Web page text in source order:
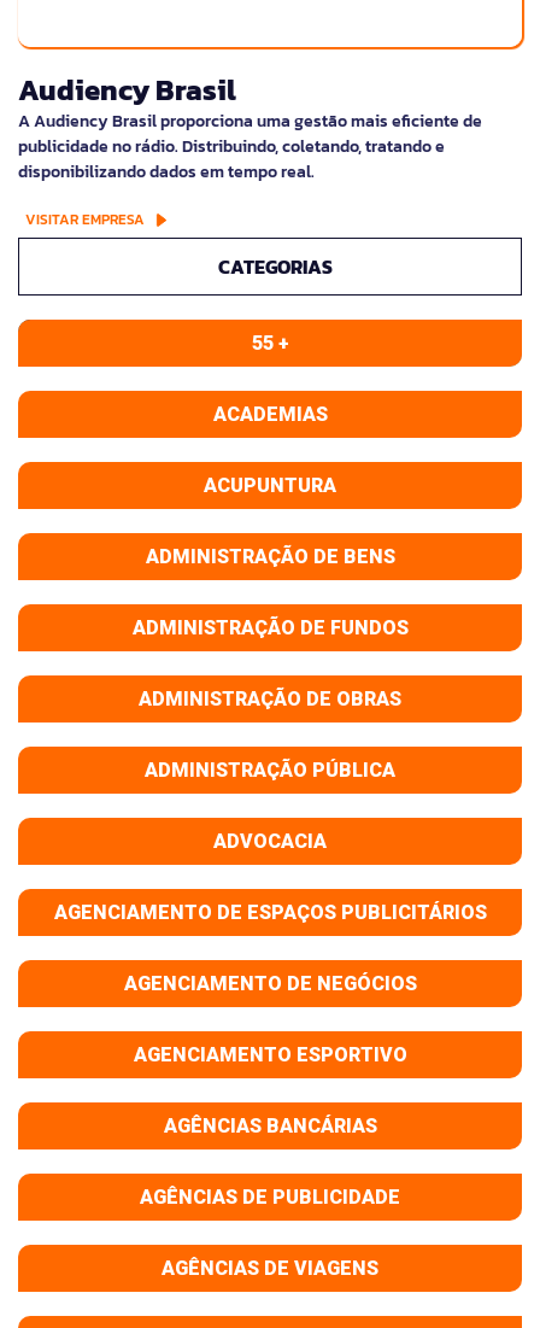
Audiency Brasil
A Audiency Brasil proporciona uma gestão mais eficiente de
publicidade no rádio. Distribuindo, coletando, tratando e
disponibilizando dados em tempo real.
VISITAR EMPRESA
CATEGORIAS
55 +
ACADEMIAS
ACUPUNTURA
ADMINISTRAÇÃO DE BENS
ADMINISTRAÇÃO DE FUNDOS
ADMINISTRAÇÃO DE OBRAS
ADMINISTRAÇÃO PÚBLICA
ADVOCACIA
AGENCIAMENTO DE ESPAÇOS PUBLICITÁRIOS
AGENCIAMENTO DE NEGÓCIOS
AGENCIAMENTO ESPORTIVO
AGÊNCIAS BANCÁRIAS
AGÊNCIAS DE PUBLICIDADE
AGÊNCIAS DE VIAGENS